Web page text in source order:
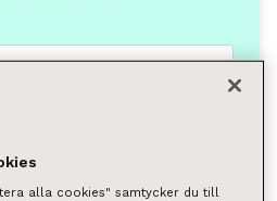
alla cookies" samtycker du till